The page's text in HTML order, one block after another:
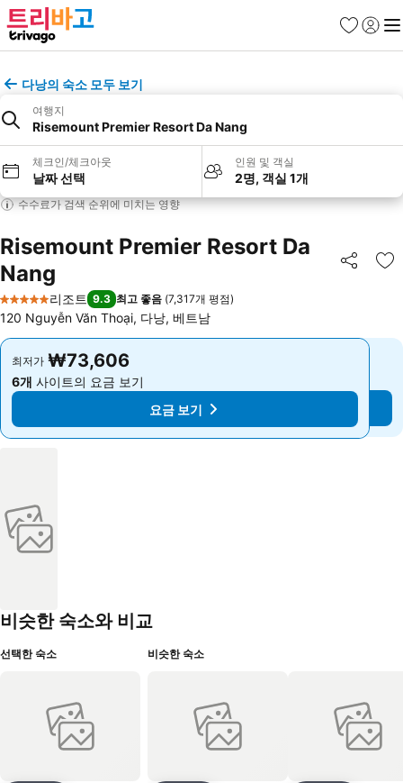
즐겨찾기
로그인
메
다낭의 숙소 모두 보기
여행지
Risemount Premier Resort Da Nang
체크인/체크아웃
날짜 선택
인원 및 객실
2명, 객실 1개
수수료가 검색 순위에 미치는 영향
Risemount Premier Resort Da
Nang
공유 즐
5 성급
리조트 9.3 최고 좋음 (7,317개 평점)
120 Nguyễn Văn Thoại, 다낭, 베트남
최저가 ₩73,606
6개 사이트의 요금 보기
요금 보기
최저가 ₩73,606
6개 사이트의 요금 보기
요금 보기
비슷한 숙소와 비교
선택한 숙소 비슷한 숙소